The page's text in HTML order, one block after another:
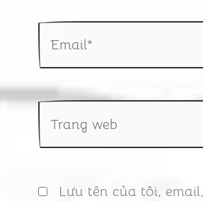
Email*
Trang
web
Lưu tên của tôi,